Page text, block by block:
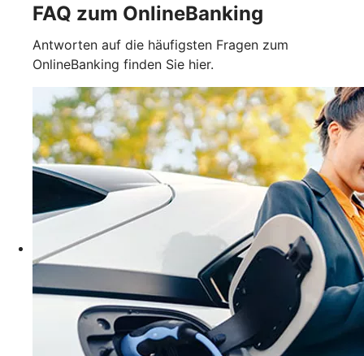
FAQ zum OnlineBanking
Antworten auf die häufigsten Fragen zum
OnlineBanking finden Sie hier.